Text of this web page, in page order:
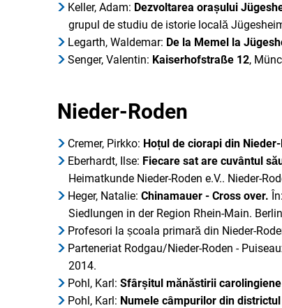
Keller, Adam: Dezvoltarea orașului
grupul de studiu de istorie locală
Legarth, Waldemar: De la Memel la
Senger, Valentin: Kaiserhofstraße 12,
Nieder-Roden
Cremer, Pirkko: Hoțul de ciorapi din
Eberhardt, Ilse: Fiecare sat are cuvântul
Heimatkunde Nieder-Roden e.V.. Nieder-
Heger, Natalie:Chinamauer - Cross over.
Siedlungen in der Region Rhein-Main.
Profesori la școala primară din Nieder-
Parteneriat Rodgau/Nieder-Roden -
2014.
Pohl, Karl: Sfârșitul mănăstirii
Pohl, Karl: Numele câmpurilor din